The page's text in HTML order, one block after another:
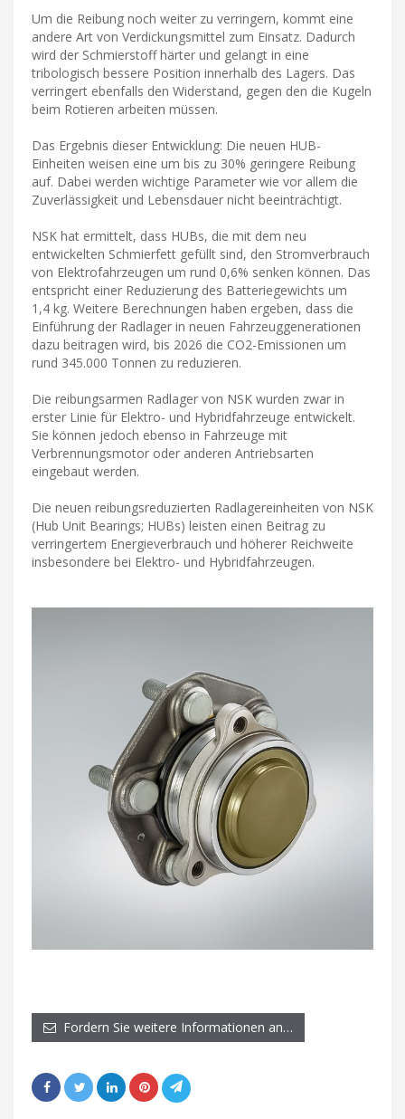
Um die Reibung noch weiter zu verringern, kommt eine
andere Art von Verdickungsmittel zum Einsatz. Dadurch
wird der Schmierstoff härter und gelangt in eine
tribologisch bessere Position innerhalb des Lagers. Das
verringert ebenfalls den Widerstand, gegen den die Kugeln
beim Rotieren arbeiten müssen.
Das Ergebnis dieser Entwicklung: Die neuen HUB-
Einheiten weisen eine um bis zu 30% geringere Reibung
auf. Dabei werden wichtige Parameter wie vor allem die
Zuverlässigkeit und Lebensdauer nicht beeinträchtigt.
NSK hat ermittelt, dass HUBs, die mit dem neu
entwickelten Schmierfett gefüllt sind, den Stromverbrauch
von Elektrofahrzeugen um rund 0,6% senken können. Das
entspricht einer Reduzierung des Batteriegewichts um
1,4 kg. Weitere Berechnungen haben ergeben, dass die
Einführung der Radlager in neuen Fahrzeuggenerationen
dazu beitragen wird, bis 2026 die CO2-Emissionen um
rund 345.000 Tonnen zu reduzieren.
Die reibungsarmen Radlager von NSK wurden zwar in
erster Linie für Elektro- und Hybridfahrzeuge entwickelt.
Sie können jedoch ebenso in Fahrzeuge mit
Verbrennungsmotor oder anderen Antriebsarten
eingebaut werden.
Die neuen reibungsreduzierten Radlagereinheiten von NSK
(Hub Unit Bearings; HUBs) leisten einen Beitrag zu
verringertem Energieverbrauch und höherer Reichweite
insbesondere bei Elektro- und Hybridfahrzeugen.
Fordern Sie weitere Informationen an…